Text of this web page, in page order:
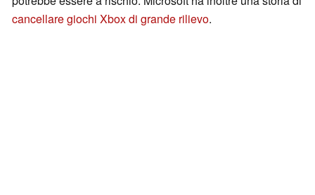
cancellare giochi Xbox di grande rilievo.